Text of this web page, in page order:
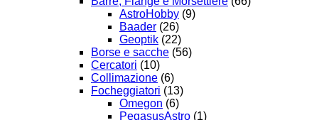
AstroHobby (9)
Baader (26)
Geoptik (22)
Borse e sacche (56)
Cercatori (10)
Collimazione (6)
Focheggiatori (13)
Omegon (6)
PegasusAstro (1)